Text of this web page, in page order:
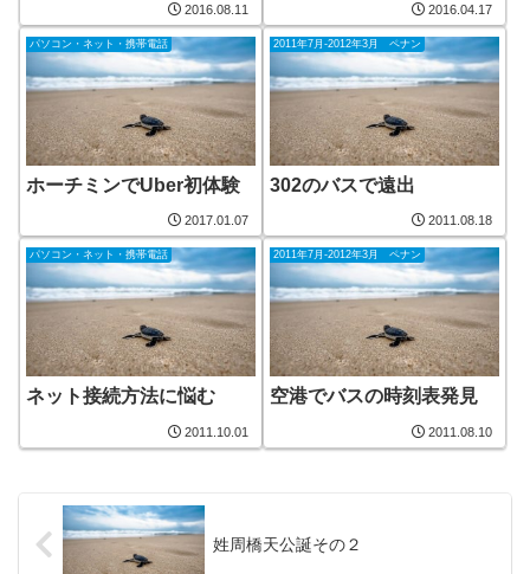
2016.08.11 2016.04.17
パソコン・ネット・携帯電話
ホーチミンでUber初体験
2017.01.07
2011年7月-2012年3月 ペナン
302のバスで遠出
2011.08.18
パソコン・ネット・携帯電話
ネット接続方法に悩む
2011.10.01
2011年7月-2012年3月 ペナン
空港でバスの時刻表発見
2011.08.10
姓周橋天公誕その２